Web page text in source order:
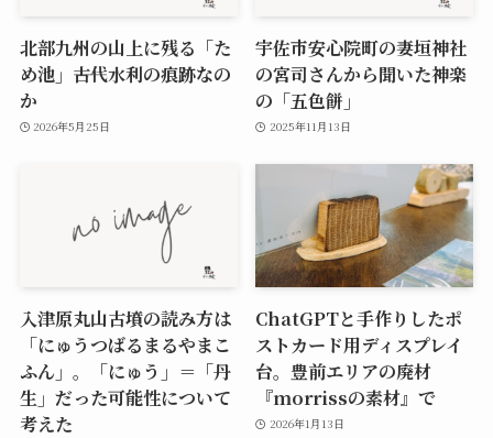
北部九州の山上に残る「た
め池」――古代水利の痕跡なの
か
2026年5月25日
宇佐市安心院町の妻垣神社
の宮司さんから聞いた神楽
の「五色餅」
2025年11月13日
入津原丸山古墳の読み方は
「にゅうつばるまるやまこ
ふん」。「にゅう」＝「丹
生」だった可能性について
考えた
ChatGPTと手作りしたポ
ストカード用ディスプレイ
台。豊前エリアの廃材
『morrissの素材』で
2026年1月13日